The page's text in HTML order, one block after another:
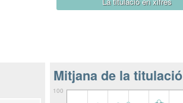
Mitjana de la titulació
100